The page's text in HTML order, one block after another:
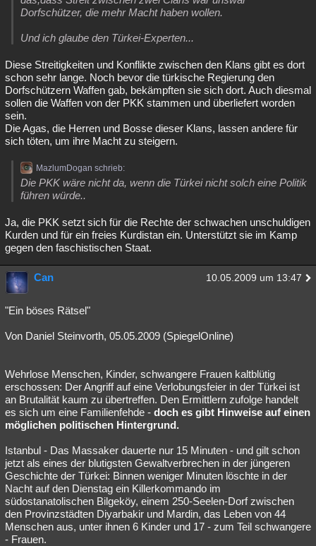
Dorfschützer, die mehr Macht haben wollen.
Und ich glaube den Türkei-Experten...
Diese Streitigkeiten und Konflikte zwischen den Klans gibt es dort
schon sehr lange. Noch bevor die türkische Regierung den
Dorfschützern Waffen gab, bekämpften sie sich dort. Auch diesmal
sollen die Waffen von der PKK stammen und überliefert worden
sein.
Die Agas, die Herren und Bosse dieser Klans, lassen andere für
sich töten, um ihre Macht zu steigern.
MazlumDogan schrieb:
Die PKK wäre nicht da, wenn die Türkei nicht solch eine Politik
führen würde..
Ja, die PKK setzt sich für die Rechte der schwachen unschuldigen
Kurden und für ein freies Kurdistan ein. Unterstützt sie im Kamp
gegen den faschistischen Staat.
Can 10.05.2009 um 13:47
"Ein böses Rätsel"
Von Daniel Steinvorth, 05.05.2009 (SpiegelOnline)
Wehrlose Menschen, Kinder, schwangere Frauen kaltblütig
erschossen: Der Angriff auf eine Verlobungsfeier in der Türkei ist
an Brutalität kaum zu übertreffen. Den Ermittlern zufolge handelt
es sich um eine Familienfehde - doch es gibt Hinweise auf einen
möglichen politischen Hintergrund.
Istanbul - Das Massaker dauerte nur 15 Minuten - und gilt schon
jetzt als eines der blutigsten Gewaltverbrechen in der jüngeren
Geschichte der Türkei: Binnen weniger Minuten löschte in der
Nacht auf den Dienstag ein Killerkommando im
südostanatolischen Bilgeköy, einem 250-Seelen-Dorf zwischen
den Provinzstädten Diyarbakir und Mardin, das Leben von 44
Menschen aus, unter ihnen 6 Kinder und 17 - zum Teil schwangere
- Frauen.